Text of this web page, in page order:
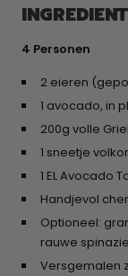
4 Personen
2 eieren
1 avocado, in
200g volle
1 sneetje
1 EL Avocado
Handjevol
Optioneel:
rauwe spinazie
Versgemalen